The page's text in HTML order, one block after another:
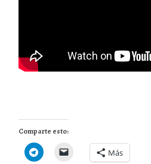
Comparte esto:
Más